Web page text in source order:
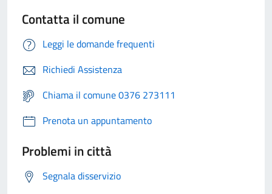
Contatta il comune
Leggi le domande frequenti
Richiedi Assistenza
Chiama il comune 0376 273111
Prenota un appuntamento
Problemi in città
Segnala disservizio